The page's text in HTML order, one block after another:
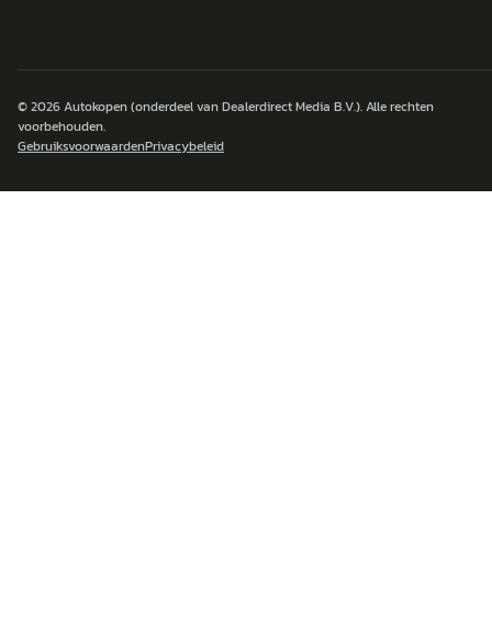
© 2026Autokopen(onderdeel van Dealerdirect Media B.V.). Alle rechten
voorbehouden.
GebruiksvoorwaardenPrivacybeleid